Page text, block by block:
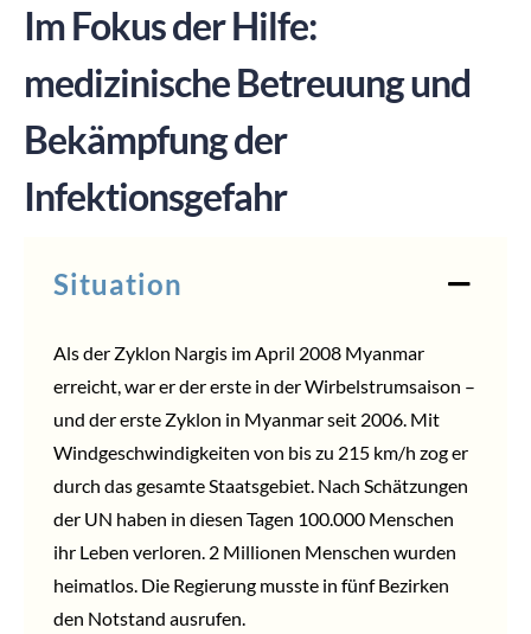
Im Fokus der Hilfe:
medizinische Betreuung und
Bekämpfung der
Infektionsgefahr
Situation
Als der Zyklon Nargis im April 2008 Myanmar
erreicht, war er der erste in der Wirbelstrumsaison –
und der erste Zyklon in Myanmar seit 2006. Mit
Windgeschwindigkeiten von bis zu 215 km/h zog er
durch das gesamte Staatsgebiet. Nach Schätzungen
der UN haben in diesen Tagen 100.000 Menschen
ihr Leben verloren. 2 Millionen Menschen wurden
heimatlos. Die Regierung musste in fünf Bezirken
den Notstand ausrufen.